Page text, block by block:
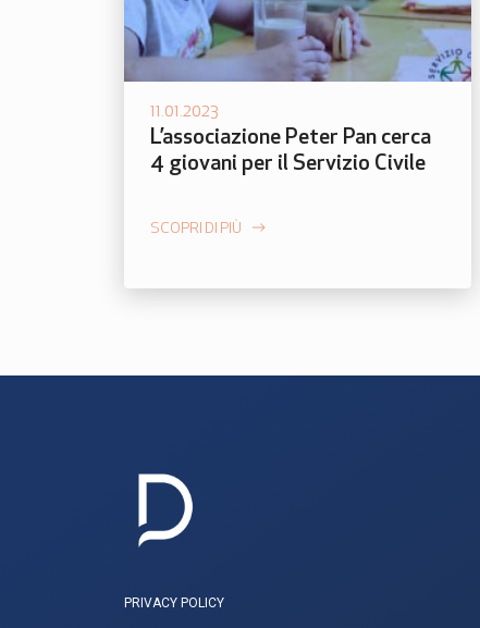
11.01.2023
L’associazione Peter Pan cerca
4 giovani per il Servizio Civile
SCOPRI DI PIÙ
PRIVACY POLICY